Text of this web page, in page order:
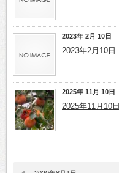
2023年 2月 10日
2023年2月10日
2025年 11月 10日
2025年11月10日